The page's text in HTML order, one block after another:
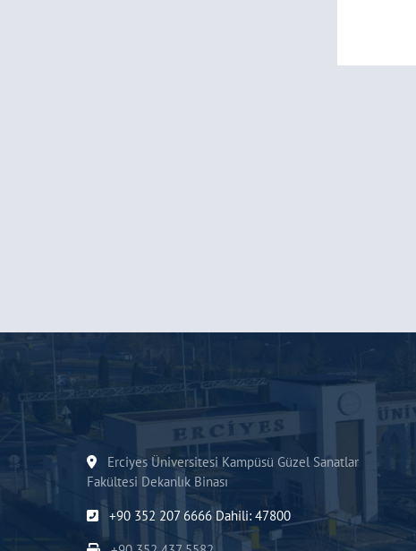
Erciyes Üniversitesi Kampüsü Güzel Sanatlar
Fakültesi Dekanlık Binası
+90 352 207 6666 Dahili: 47800